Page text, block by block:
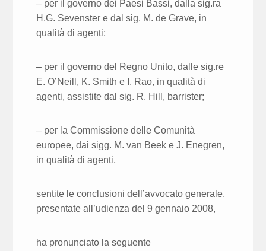
– per il governo dei Paesi Bassi, dalla sig.ra
H.G. Sevenster e dal sig. M. de Grave, in
qualità di agenti;
– per il governo del Regno Unito, dalle sig.re
E. O’Neill, K. Smith e I. Rao, in qualità di
agenti, assistite dal sig. R. Hill, barrister;
– per la Commissione delle Comunità
europee, dai sigg. M. van Beek e J. Enegren,
in qualità di agenti,
sentite le conclusioni dell’avvocato generale,
presentate all’udienza del 9 gennaio 2008,
ha pronunciato la seguente